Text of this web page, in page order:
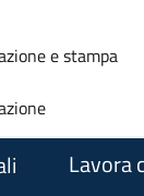
e stampa
Lavora